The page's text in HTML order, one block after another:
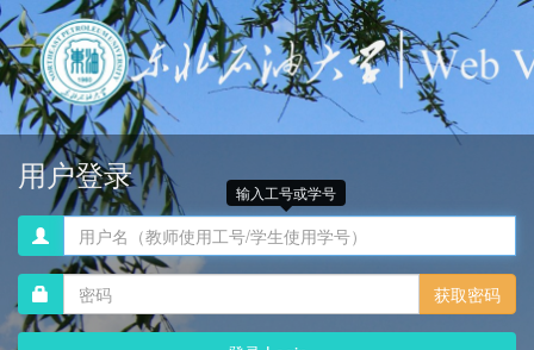
用户登录
录
名
输入工号或学号
密
码
获取密码